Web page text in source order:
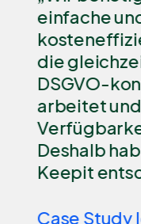
Ich
eine
Keepit
darum
über